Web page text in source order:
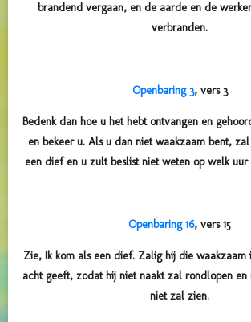
brandend vergaan, en de aarde en de
verbranden.
Openbaring 3, vers 3
Bedenk dan hoe u het hebt ontvangen en
en bekeer u. Als u dan niet waakzaam bent,
een dief en u zult beslist niet weten op welk
Openbaring 16, vers 15
Zie, Ik kom als een dief. Zalig hij die waakzaam
acht geeft, zodat hij niet naakt zal rondlopen en
niet zal zien.